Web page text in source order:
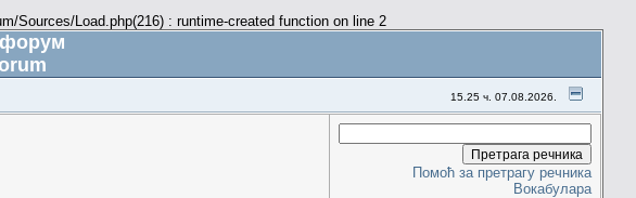
Sources/Load.php(216) : runtime-created function on line 2
форум
15.25 ч. 07.08.2026.
Помоћ за претрагу речника
Вокабулара